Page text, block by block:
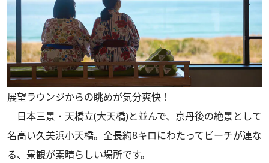
展望ラウンジからの眺めが気分爽快！
日本三景・天橋立(大天橋)と並んで、京丹後の絶景として
名高い久美浜小天橋。全長約8キロにわたってビーチが連な
る、景観が素晴らしい場所です。